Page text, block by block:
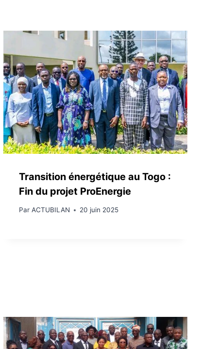
Transition énergétique au Togo :
Fin du projet ProEnergie
Par ACTUBILAN 20 juin 2025